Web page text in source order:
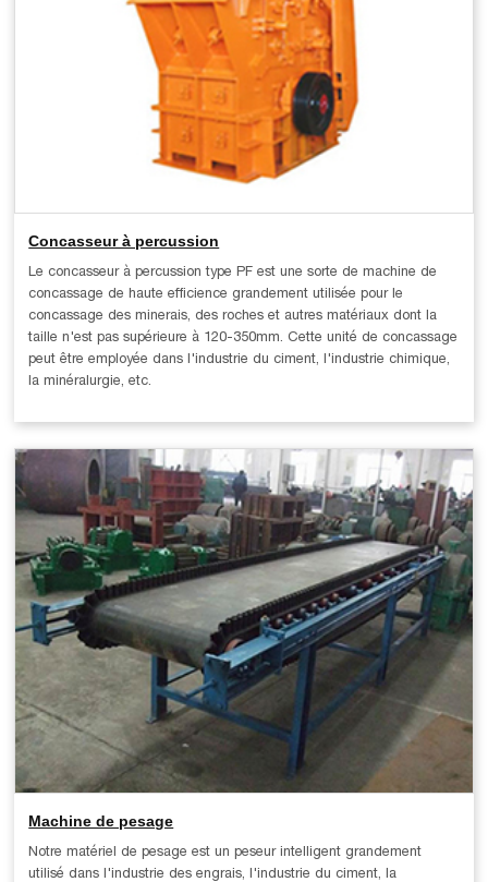
Concasseur à percussion
Le concasseur à percussion type PF est une sorte de machine de
concassage de haute efficience grandement utilisée pour le
concassage des minerais, des roches et autres matériaux dont la
taille n'est pas supérieure à 120-350mm. Cette unité de concassage
peut être employée dans l'industrie du ciment, l'industrie chimique,
la minéralurgie, etc.
Machine de pesage
Notre matériel de pesage est un peseur intelligent grandement
utilisé dans l'industrie des engrais, l'industrie du ciment, la